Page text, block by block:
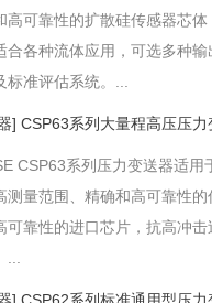
高可靠性的扩散硅传感器芯
合各种流体应用，可选多种
标准评估系统。...
] CSP63系列大量程高压压力
CSP63系列压力变送器适用
测量范围、精确和高可靠性
可靠性的进口芯片，抗高冲
...